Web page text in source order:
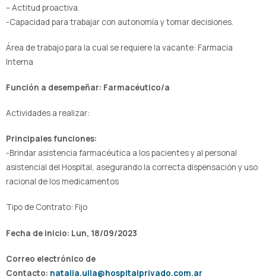
– Actitud proactiva.
-Capacidad para trabajar con autonomía y tomar decisiones.
Área de trabajo para la cual se requiere la vacante: Farmacia
Interna
Función a desempeñar: Farmacéutico/a
Actividades a realizar:
Principales funciones:
-Brindar asistencia farmacéutica a los pacientes y al personal
asistencial del Hospital, asegurando la correcta dispensación y uso
racional de los medicamentos
Tipo de Contrato: Fijo
Fecha de inicio: Lun, 18/09/2023
Correo electrónico de
Contacto: natalia.ulla@hospitalprivado.com.ar